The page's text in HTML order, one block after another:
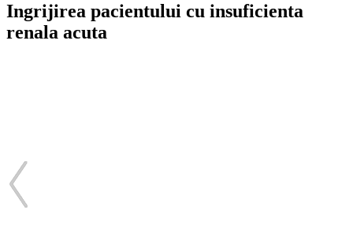
Ingrijirea pacientului cu insuficienta
renala acuta